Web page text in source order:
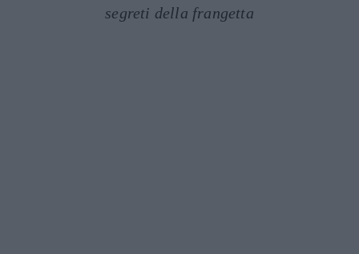
segreti della frangetta